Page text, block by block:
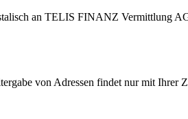
an TELIS FINANZ Vermittlung
von Adressen findet nur mit Ihrer